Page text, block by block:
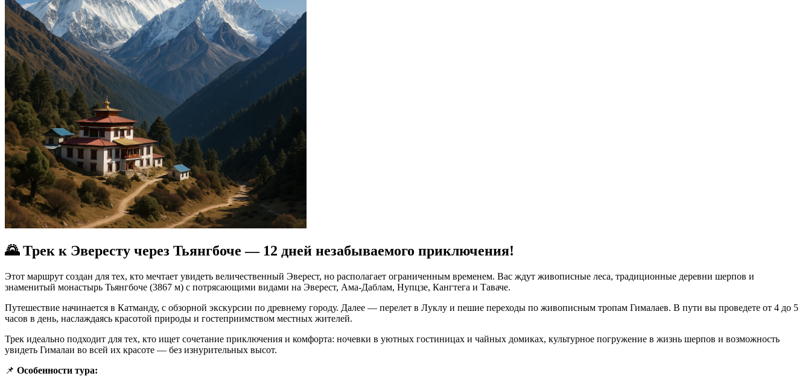
🌄 Трек к Эвересту через Тьянгбоче — 12 дней незабываемого приключения!
Этот маршрут создан для тех, кто мечтает увидеть величественный Эверест, но располагает ограниченным временем. Вас ждут живописные леса, традиционные деревни шерпов и
знаменитый монастырь Тьянгбоче (3867 м) с потрясающими видами на Эверест, Ама-Даблам, Нупцзе, Кангтега и Таваче.
Путешествие начинается в Катманду, с обзорной экскурсии по древнему городу. Далее — перелет в Луклу и пешие переходы по живописным тропам Гималаев. В пути вы проведете от 4 до 5
часов в день, наслаждаясь красотой природы и гостеприимством местных жителей.
Трек идеально подходит для тех, кто ищет сочетание приключения и комфорта: ночевки в уютных гостиницах и чайных домиках, культурное погружение в жизнь шерпов и возможность
увидеть Гималаи во всей их красоте — без изнурительных высот.
📌 Особенности тура: